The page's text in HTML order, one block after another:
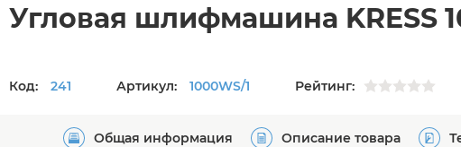
Угловая шлифмашина KRESS
Код: 241 Артикул: 1000WS/1 Рейтинг:
Общая информация Описание товара